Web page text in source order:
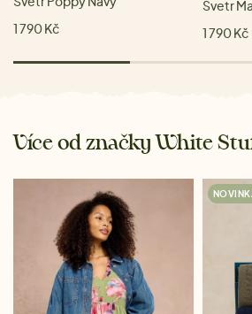
1 790 Kč
Svetr
1 790 Kč
Více od značky White